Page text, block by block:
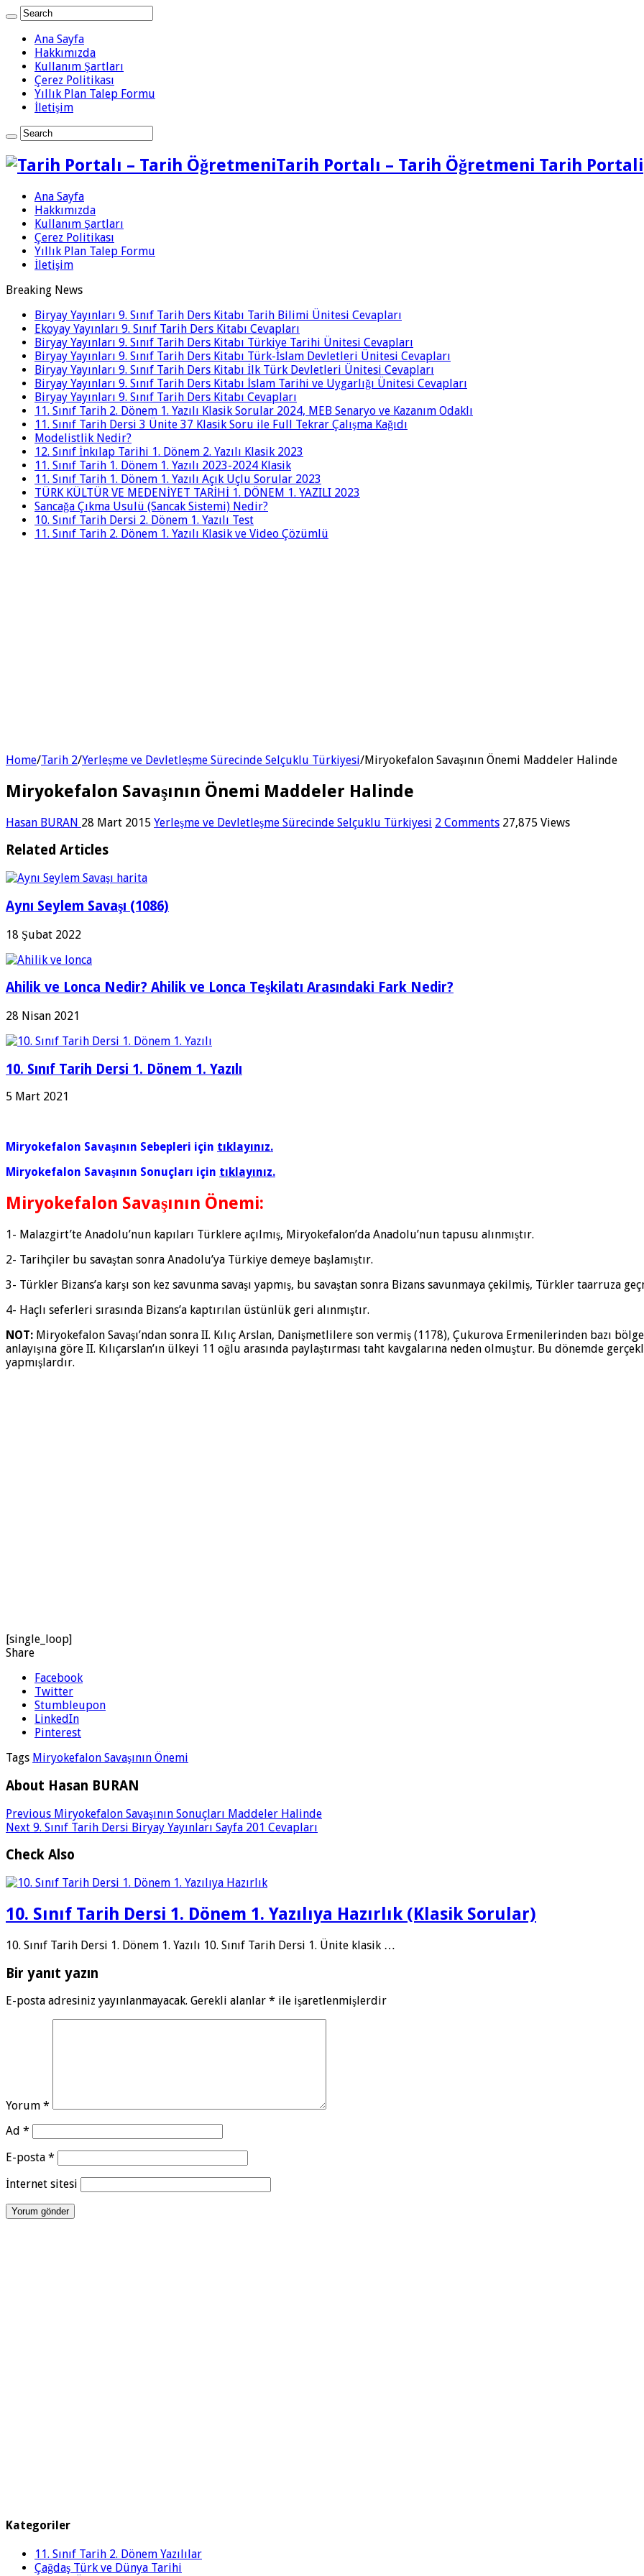
Ana Sayfa
Hakkımızda
Kullanım Şartları
Çerez Politikası
Yıllık Plan Talep Formu
İletişim
Tarih Portalı – Tarih Öğretmeni Tarih Portali
Ana Sayfa
Hakkımızda
Kullanım Şartları
Çerez Politikası
Yıllık Plan Talep Formu
İletişim
Breaking News
Biryay Yayınları 9. Sınıf Tarih Ders Kitabı Tarih Bilimi Ünitesi Cevapları
Ekoyay Yayınları 9. Sınıf Tarih Ders Kitabı Cevapları
Biryay Yayınları 9. Sınıf Tarih Ders Kitabı Türkiye Tarihi Ünitesi Cevapları
Biryay Yayınları 9. Sınıf Tarih Ders Kitabı Türk-İslam Devletleri Ünitesi Cevapları
Biryay Yayınları 9. Sınıf Tarih Ders Kitabı İlk Türk Devletleri Ünitesi Cevapları
Biryay Yayınları 9. Sınıf Tarih Ders Kitabı İslam Tarihi ve Uygarlığı Ünitesi Cevapları
Biryay Yayınları 9. Sınıf Tarih Ders Kitabı Cevapları
11. Sınıf Tarih 2. Dönem 1. Yazılı Klasik Sorular 2024, MEB Senaryo ve Kazanım Odaklı
11. Sınıf Tarih Dersi 3 Ünite 37 Klasik Soru ile Full Tekrar Çalışma Kağıdı
Modelistlik Nedir?
12. Sınıf İnkılap Tarihi 1. Dönem 2. Yazılı Klasik 2023
11. Sınıf Tarih 1. Dönem 1. Yazılı 2023-2024 Klasik
11. Sınıf Tarih 1. Dönem 1. Yazılı Açık Uçlu Sorular 2023
TÜRK KÜLTÜR VE MEDENİYET TARİHİ 1. DÖNEM 1. YAZILI 2023
Sancağa Çıkma Usulü (Sancak Sistemi) Nedir?
10. Sınıf Tarih Dersi 2. Dönem 1. Yazılı Test
11. Sınıf Tarih 2. Dönem 1. Yazılı Klasik ve Video Çözümlü
Home/Tarih 2/Yerleşme ve Devletleşme Sürecinde Selçuklu Türkiyesi/Miryokefalon Savaşının Önemi Maddeler Halinde
Miryokefalon Savaşının Önemi Maddeler Halinde
Hasan BURAN 28 Mart 2015 Yerleşme ve Devletleşme Sürecinde Selçuklu Türkiyesi 2 Comments 27,875 Views
Related Articles
Aynı Seylem Savaşı (1086)
18 Şubat 2022
Ahilik ve Lonca Nedir? Ahilik ve Lonca Teşkilatı Arasındaki Fark Nedir?
28 Nisan 2021
10. Sınıf Tarih Dersi 1. Dönem 1. Yazılı
5 Mart 2021
Miryokefalon Savaşının Sebepleri için tıklayınız.
Miryokefalon Savaşının Sonuçları için tıklayınız.
Miryokefalon Savaşının Önemi:
1- Malazgirt’te Anadolu’nun kapıları Türklere açılmış, Miryokefalon’da Anadolu’nun tapusu alınmıştır.
2- Tarihçiler bu savaştan sonra Anadolu’ya Türkiye demeye başlamıştır.
3- Türkler Bizans’a karşı son kez savunma savaşı yapmış, bu savaştan sonra Bizans savunmaya çekilmiş, Türkler taarruza
4- Haçlı seferleri sırasında Bizans’a kaptırılan üstünlük geri alınmıştır.
NOT: Miryokefalon Savaşı’ndan sonra II. Kılıç Arslan, Danişmetlilere son vermiş (1178), Çukurova Ermenilerinden bazı
anlayışına göre II. Kılıçarslan’ın ülkeyi 11 oğlu arasında paylaştırması taht kavgalarına neden olmuştur. Bu dönemde
yapmışlardır.
[single_loop]
Share
Facebook
Twitter
Stumbleupon
LinkedIn
Pinterest
Tags Miryokefalon Savaşının Önemi
About Hasan BURAN
Previous Miryokefalon Savaşının Sonuçları Maddeler Halinde
Next 9. Sınıf Tarih Dersi Biryay Yayınları Sayfa 201 Cevapları
Check Also
10. Sınıf Tarih Dersi 1. Dönem 1. Yazılıya Hazırlık (Klasik Sorular)
10. Sınıf Tarih Dersi 1. Dönem 1. Yazılı 10. Sınıf Tarih Dersi 1. Ünite klasik …
Bir yanıt yazın
E-posta adresiniz yayınlanmayacak. Gerekli alanlar * ile işaretlenmişlerdir
Yorum *
Ad *
E-posta *
İnternet sitesi
Kategoriler
11. Sınıf Tarih 2. Dönem Yazılılar
Çağdaş Türk ve Dünya Tarihi